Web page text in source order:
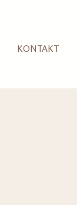
KONTAKT